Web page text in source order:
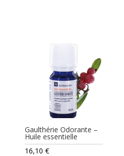
Gaulthérie Odorante –
Huile essentielle
16,10€